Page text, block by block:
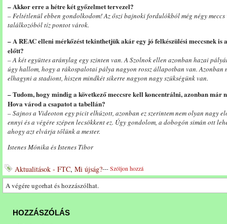
– Akkor erre a hétre két győzelmet tervezel?
– Feltétlenül ebben gondolkodom! Az őszi bajnoki fordulókból még négy
találkozóból tíz pontot várok.
– A REAC elleni mérkőzést tekinthetjük akár egy jó felkészülési meccsnek
előtt?
– A két együttes aránylag egy szinten van. A Szolnok ellen azonban hazai
úgy hallom, hogy a rákospalotai pálya nagyon rossz állapotban van. Azonban
elhagyni a stadiont, hiszen mindkét sikerre nagyon nagy szükségünk van.
– Tudom, hogy mindig a következő meccsre kell koncentrálni, azonban már
Hova várod a csapatot a tabellán?
– Sajnos a Videoton egy picit elhúzott, azonban ez szerintem nem olyan nagy
ennyi és a végére szépen lecsökkent ez. Úgy gondolom, a dobogón simán ott
ahogy azt elvárja tőlünk a mester.
Istenes Mónika és Istenes Tibor
Aktualitások - FTC, Mi újság?---Szóljon hozzá
A végére ugorhat és hozzászólhat.
HOZZÁSZÓLÁS